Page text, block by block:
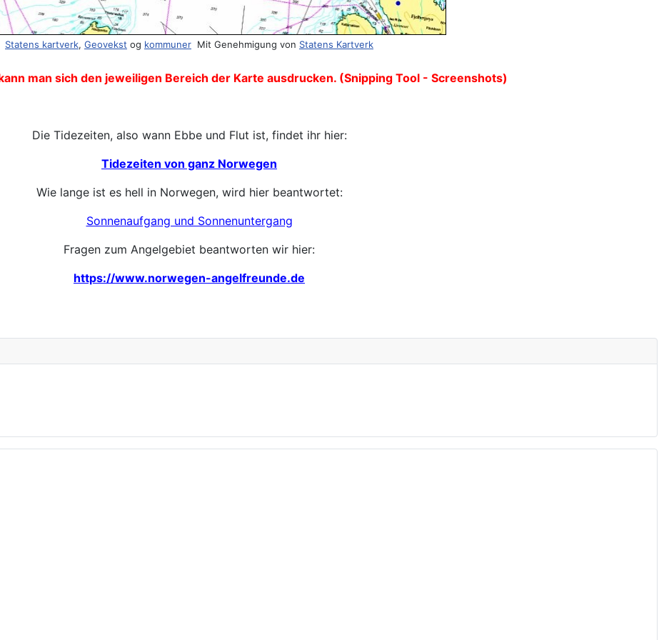
Statens kartverk, Geovekst og kommuner Mit Genehmigung von Statens Kartverk
man sich den jeweiligen Bereich der Karte ausdrucken. (Snipping Tool - Screenshots)
Die Tidezeiten, also wann Ebbe und Flut ist, findet ihr hier:
Tidezeiten von ganz Norwegen
Wie lange ist es hell in Norwegen, wird hier beantwortet:
Sonnenaufgang und Sonnenuntergang
Fragen zum Angelgebiet beantworten wir hier:
https://www.norwegen-angelfreunde.de